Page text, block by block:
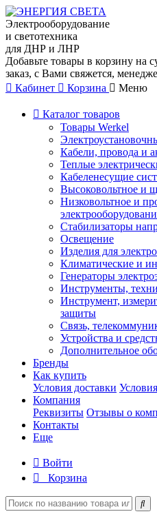
Электрооборудование
и светотехника
для ДНР и ЛНР
Добавьте товары в корзину на
заказ, с Вами свяжется,
Кабинет
Корзина Меню
Каталог товаров
Товары Werkel
Кабели, провода и
Теплые
Кабеленесущие
Высоковольтное и
Низковольтное и
Стабилизаторы
Освещение
Изделия для
Климатические и
Генераторы
Инструменты,
Инструмент,
защиты
Связь,
Устройства и
Дополнительное
Бренды
Как купить
Условия доставки
Компания
Реквизиты Отзывы о
Контакты
Еще
Войти
Корзина